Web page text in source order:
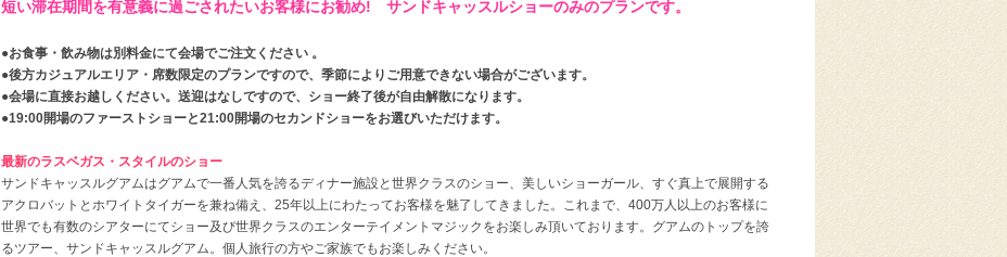
短い滞在期間を有意義に過ごされたいお客様にお勧め! サンドキャッスルショーのみのプランです。
●お食事・飲み物は別料金にて会場でご注文ください 。
●後方カジュアルエリア・席数限定のプランですので、季節によりご用意できない場合がございます。
●会場に直接お越しください。送迎はなしですので、ショー終了後が自由解散になります。
●19:00開場のファーストショーと21:00開場のセカンドショーをお選びいただけます。
最新のラスベガス・スタイルのショー
サンドキャッスルグアムはグアムで一番人気を誇るディナー施設と世界クラスのショー、美しいショーガール、すぐ真上で展開する
アクロバットとホワイトタイガーを兼ね備え、25年以上にわたってお客様を魅了してきました。これまで、400万人以上のお客様に
世界でも有数のシアターにてショー及び世界クラスのエンターテイメントマジックをお楽しみ頂いております。グアムのトップを誇
るツアー、サンドキャッスルグアム。個人旅行の方やご家族でもお楽しみください。